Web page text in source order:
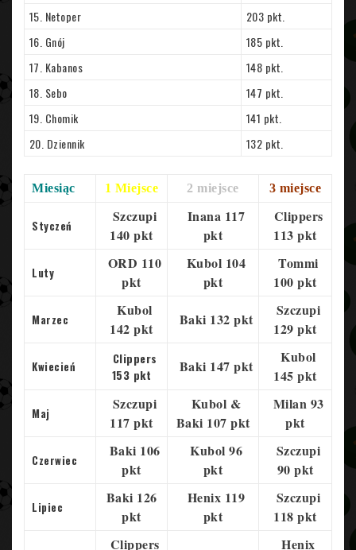
15. Netoper
203 pkt.
16. Gnój
185 pkt.
17. Kabanos
148 pkt.
18. Sebo
147 pkt.
19. Chomik
141 pkt.
20. Dziennik
132 pkt.
Miesiąc 1 Miejsce 2 miejsce 3 miejsce
Styczeń
Szczupi
140 pkt
Inana 117
pkt
Clippers
113 pkt
Luty
ORD 110
pkt
Kubol 104
pkt
Tommi
100 pkt
Marzec
Kubol
142 pkt
Baki 132 pkt
Szczupi
129 pkt
Kwiecień
Clippers
153 pkt
Baki 147 pkt
Kubol
145 pkt
Maj
Szczupi
117 pkt
Kubol &
Baki 107 pkt
Milan 93
pkt
Czerwiec
Baki 106
pkt
Kubol 96
pkt
Szczupi
90 pkt
Lipiec
Baki 126
pkt
Henix 119
pkt
Szczupi
118 pkt
Clippers
Henix